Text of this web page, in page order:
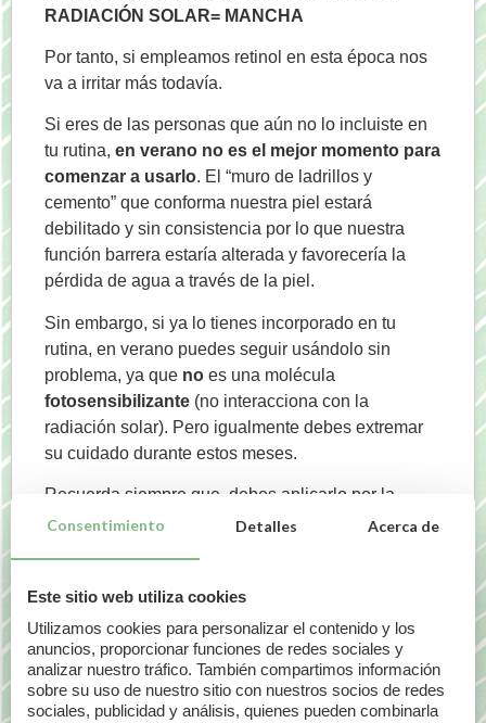
RADIACIÓN SOLAR= MANCHA
Por tanto, si empleamos retinol en esta época nos
va a irritar más todavía.
Si eres de las personas que aún no lo incluiste en
tu rutina, en verano no es el mejor momento para
comenzar a usarlo. El “muro de ladrillos y
cemento” que conforma nuestra piel estará
debilitado y sin consistencia por lo que nuestra
función barrera estaría alterada y favorecería la
pérdida de agua a través de la piel.
Sin embargo, si ya lo tienes incorporado en tu
rutina, en verano puedes seguir usándolo sin
problema, ya que no es una molécula
fotosensibilizante (no interacciona con la
radiación solar). Pero igualmente debes extremar
su cuidado durante estos meses.
Recuerda siempre que, debes aplicarlo por la
noche y a la mañana siguiente después de la
espectro, es decir, que proteja frente UVB, UVA,
Visible e IR.
También puede pasar que, aunque estés habituada
a usarlo, en verano notes la piel más irascible. Si
éste es tu caso, te recomiendo disminuir su uso
Consentimiento Detalles Acerca de
Este sitio web utiliza cookies
Utilizamos cookies para personalizar el contenido y los
anuncios, proporcionar funciones de redes sociales y
analizar nuestro tráfico. También compartimos información
sobre su uso de nuestro sitio con nuestros socios de redes
sociales, publicidad y análisis, quienes pueden combinarla